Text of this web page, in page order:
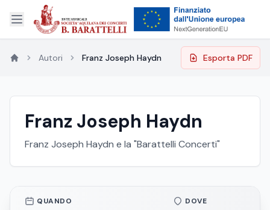
Autori Franz Joseph Haydn Esporta PDF
Franz Joseph Haydn
Franz Joseph Haydn e la "Barattelli Concerti"
QUANDO DOVE